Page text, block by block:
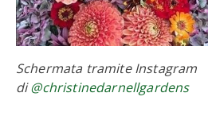
Schermata tramite Instagram
di@christinedarnellgardens